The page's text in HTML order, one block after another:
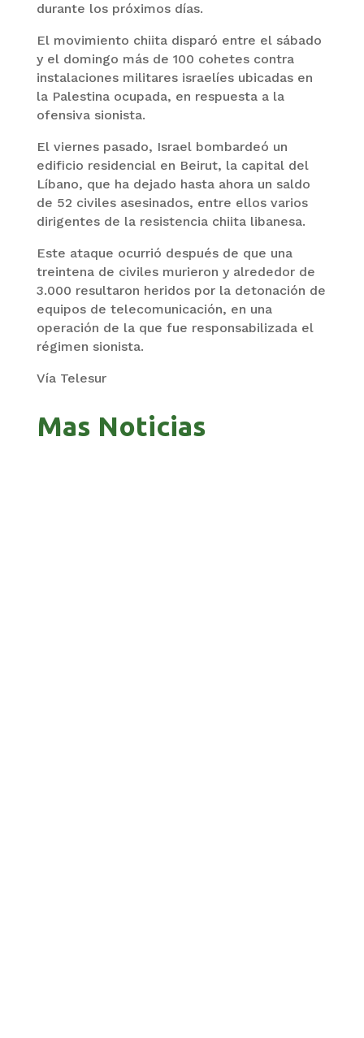
durante los próximos días.
El movimiento chiita disparó entre el sábado
y el domingo más de 100 cohetes contra
instalaciones militares israelíes ubicadas en
la Palestina ocupada, en respuesta a la
ofensiva sionista.
El viernes pasado, Israel bombardeó un
edificio residencial en Beirut, la capital del
Líbano, que ha dejado hasta ahora un saldo
de 52 civiles asesinados, entre ellos varios
dirigentes de la resistencia chiita libanesa.
Este ataque ocurrió después de que una
treintena de civiles murieron y alrededor de
3.000 resultaron heridos por la detonación de
equipos de telecomunicación, en una
operación de la que fue responsabilizada el
régimen sionista.
Vía Telesur
Mas Noticias